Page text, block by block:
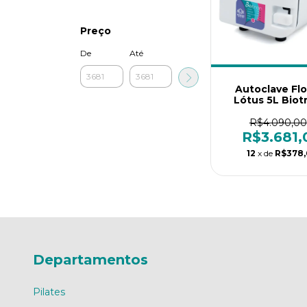
Preço
De Até
Autoclave
Lótus 5L
Salões,
Tatuagem e
R$4.090,00
12 x de
Departamentos
Pilates